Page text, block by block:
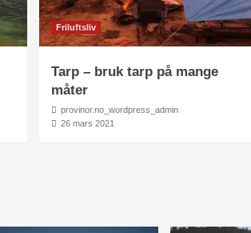
Friluftsliv
Tarp – bruk tarp på mange
måter
provinor.no_wordpress_admin
26 mars 2021